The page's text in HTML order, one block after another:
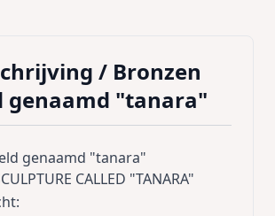
/ Bronzen
genaamd "tanara"
genaamd "tanara"
CALLED "TANARA"
: